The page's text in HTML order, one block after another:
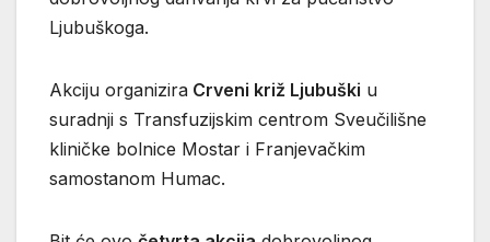
Ljubuškoga.
Akciju organizira Crveni križ Ljubuški u
suradnji s Transfuzijskim centrom Sveučilišne
kliničke bolnice Mostar i Franjevačkim
samostanom Humac.